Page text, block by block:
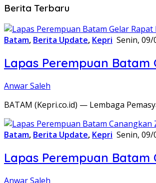
Berita Terbaru
Batam, Berita Update, Kepri Senin, 09/
Lapas Perempuan
Anwar Saleh
BATAM (Kepri.co.id) — Lembaga
Batam, Berita Update, Kepri Senin, 09/
Lapas Perempuan
Anwar Saleh